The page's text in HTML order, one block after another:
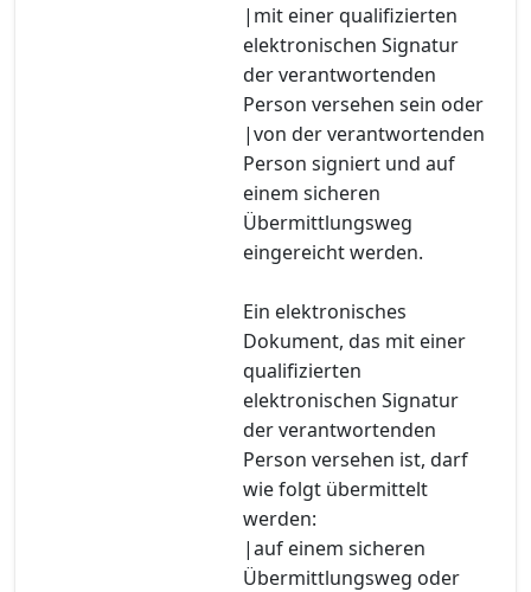
|mit einer qualifizierten
elektronischen Signatur
der verantwortenden
Person versehen sein oder
|von der verantwortenden
Person signiert und auf
einem sicheren
Übermittlungsweg
eingereicht werden.
Ein elektronisches
Dokument, das mit einer
qualifizierten
elektronischen Signatur
der verantwortenden
Person versehen ist, darf
wie folgt übermittelt
werden:
|auf einem sicheren
Übermittlungsweg oder